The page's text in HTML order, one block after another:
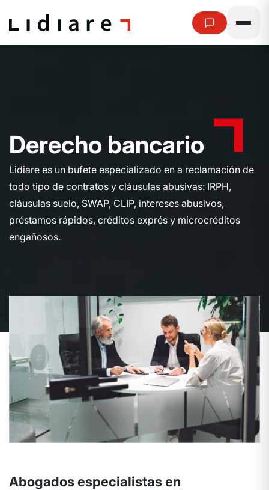
Derecho bancario
Lidiare es un bufete especializado en a reclamación de
todo tipo de contratos y cláusulas abusivas: IRPH,
cláusulas suelo, SWAP, CLIP, intereses abusivos,
préstamos rápidos, créditos exprés y microcréditos
engañosos.
Abogados especialistas en